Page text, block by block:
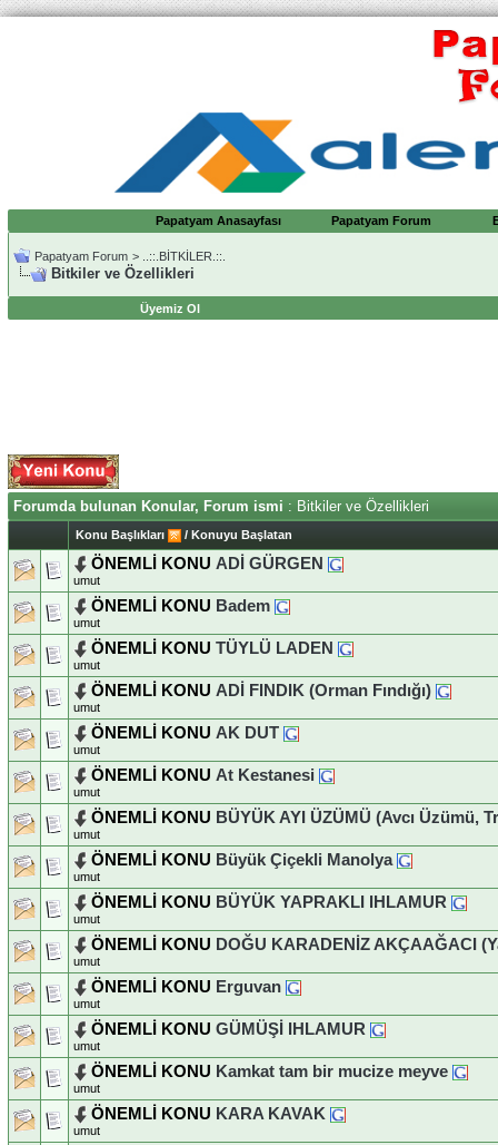
Papatyam Anasayfası Papatyam Forum
Papatyam Forum > ..::.BİTKİLER.::.
Bitkiler ve Özellikleri
Üyemiz Ol
Forumda bulunan Konular, Forum ismi : Bitkiler ve Özellikleri
Konu Başlıkları / Konuyu Başlatan
ÖNEMLİ KONU ADİ GÜRGEN
umut
ÖNEMLİ KONU Badem
umut
ÖNEMLİ KONU TÜYLÜ LADEN
umut
ÖNEMLİ KONU ADİ FINDIK (Orman Fındığı)
umut
ÖNEMLİ KONU AK DUT
umut
ÖNEMLİ KONU At Kestanesi
umut
ÖNEMLİ KONU BÜYÜK AYI ÜZÜMÜ (Avcı Üzümü,
umut
ÖNEMLİ KONU Büyük Çiçekli Manolya
umut
ÖNEMLİ KONU BÜYÜK YAPRAKLI IHLAMUR
umut
ÖNEMLİ KONU DOĞU KARADENİZ AKÇAAĞACI
umut
ÖNEMLİ KONU Erguvan
umut
ÖNEMLİ KONU GÜMÜŞİ IHLAMUR
umut
ÖNEMLİ KONU Kamkat tam bir mucize meyve
umut
ÖNEMLİ KONU KARA KAVAK
umut